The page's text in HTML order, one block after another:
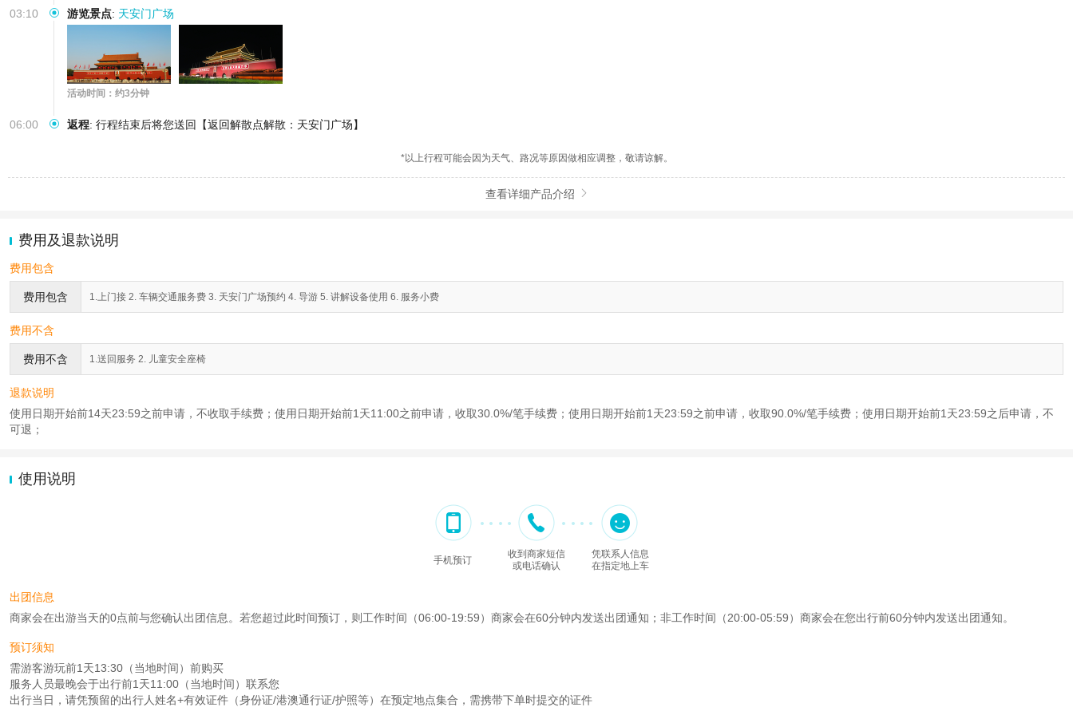
03:10 游览景点: 天安门广场
活动时间：约3分钟
06:00 返程: 行程结束后将您送回【返回解散点解散：天安门广场】
*以上行程可能会因为天气、路况等原因做相应调整，敬请谅解。
查看详细产品介绍 
费用及退款说明
费用包含
费用包含 1.上门接 2. 车辆交通服务费 3. 天安门广场预约 4. 导游 5. 讲解设备使用 6. 服务小费
费用不含
费用不含 1.送回服务 2. 儿童安全座椅
退款说明
使用日期开始前14天23:59之前申请，不收取手续费；使用日期开始前1天11:00之前申请，收取30.0%/笔手续费；使用日期开始前1天23:59之前申请，收取90.0%/笔手续费；使用日期开始前1天23:59之后申请，不
可退；
使用说明
手机预订
收到商家短信
或电话确认
凭联系人信息
在指定地上车
出团信息
商家会在出游当天的0点前与您确认出团信息。若您超过此时间预订，则工作时间（06:00-19:59）商家会在60分钟内发送出团通知；非工作时间（20:00-05:59）商家会在您出行前60分钟内发送出团通知。
预订须知
需游客游玩前1天13:30（当地时间）前购买
服务人员最晚会于出行前1天11:00（当地时间）联系您
出行当日，请凭预留的出行人姓名+有效证件（身份证/港澳通行证/护照等）在预定地点集合，需携带下单时提交的证件